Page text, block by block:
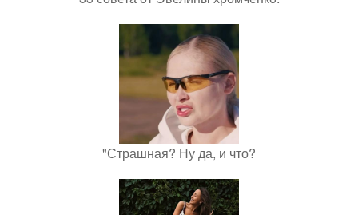
"Страшная? Ну да, и что?